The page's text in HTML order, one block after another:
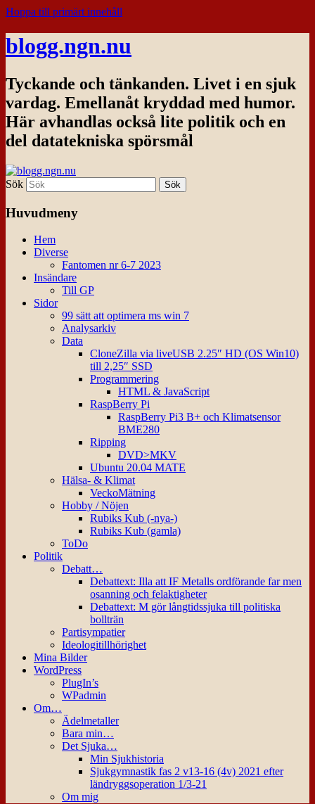
Hoppa till primärt innehåll
blogg.ngn.nu
Tyckande och tänkanden. Livet i en sjuk
vardag. Emellanåt kryddad med humor.
Här avhandlas också lite politik och en
del datatekniska spörsmål
Sök
Huvudmeny
Hem
Diverse
Fantomen nr 6-7 2023
Insändare
Till GP
Sidor
99 sätt att optimera ms win 7
Analysarkiv
Data
CloneZilla via liveUSB 2.25″ HD (OS Win10)
till 2,25″ SSD
Programmering
HTML & JavaScript
RaspBerry Pi
RaspBerry Pi3 B+ och Klimatsensor
BME280
Ripping
DVD>MKV
Ubuntu 20.04 MATE
Hälsa- & Klimat
VeckoMätning
Hobby / Nöjen
Rubiks Kub (-nya-)
Rubiks Kub (gamla)
ToDo
Politik
Debatt…
Debattext: Illa att IF Metalls ordförande far men
osanning och felaktigheter
Debattext: M gör långtidssjuka till politiska
bollträn
Partisympatier
Ideologitillhörighet
Mina Bilder
WordPress
PlugIn’s
WPadmin
Om…
Ädelmetaller
Bara min…
Det Sjuka…
Min Sjukhistoria
Sjukgymnastik fas 2 v13-16 (4v) 2021 efter
ländryggsoperation 1/3-21
Om mig